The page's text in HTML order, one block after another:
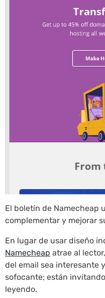
El boletín de Namecheap
complementar y mejorar
En lugar de usar diseño
Namecheap atrae al
del email sea interesante
sofocante; están
leyendo.